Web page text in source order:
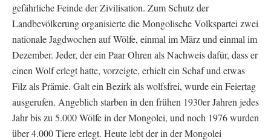
gefährliche Feinde der Zivilisation. Zum Schutz der
Landbevölkerung organisierte die Mongolische Volkspartei zwei
nationale Jagdwochen auf Wölfe, einmal im März und einmal im
Dezember. Jeder, der ein Paar Ohren als Nachweis dafür, dass er
einen Wolf erlegt hatte, vorzeigte, erhielt ein Schaf und etwas
Filz als Prämie. Galt ein Bezirk als wolfsfrei, wurde ein Feiertag
ausgerufen. Angeblich starben in den frühen 1930er Jahren jedes
Jahr bis zu 5.000 Wölfe in der Mongolei, und noch 1976 wurden
über 4.000 Tiere erlegt. Heute lebt der in der Mongolei